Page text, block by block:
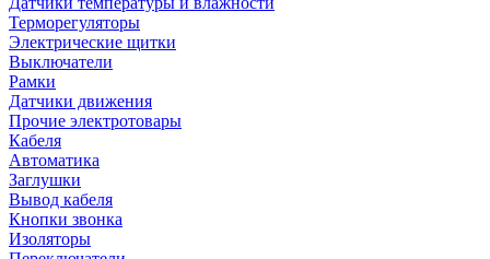
Терморегуляторы
Электрические щитки
Выключатели
Рамки
Датчики движения
Прочие электротовары
Кабеля
Автоматика
Заглушки
Вывод кабеля
Кнопки звонка
Изоляторы